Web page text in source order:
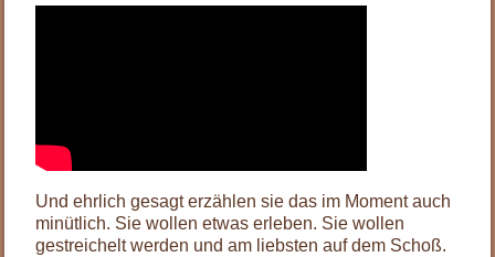
Und ehrlich gesagt erzählen sie das im Moment auch
minütlich. Sie wollen etwas erleben. Sie wollen
gestreichelt werden und am liebsten auf dem Schoß.